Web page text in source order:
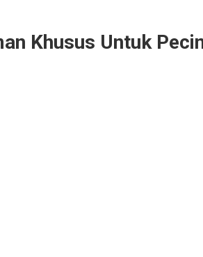
Khusus Untuk